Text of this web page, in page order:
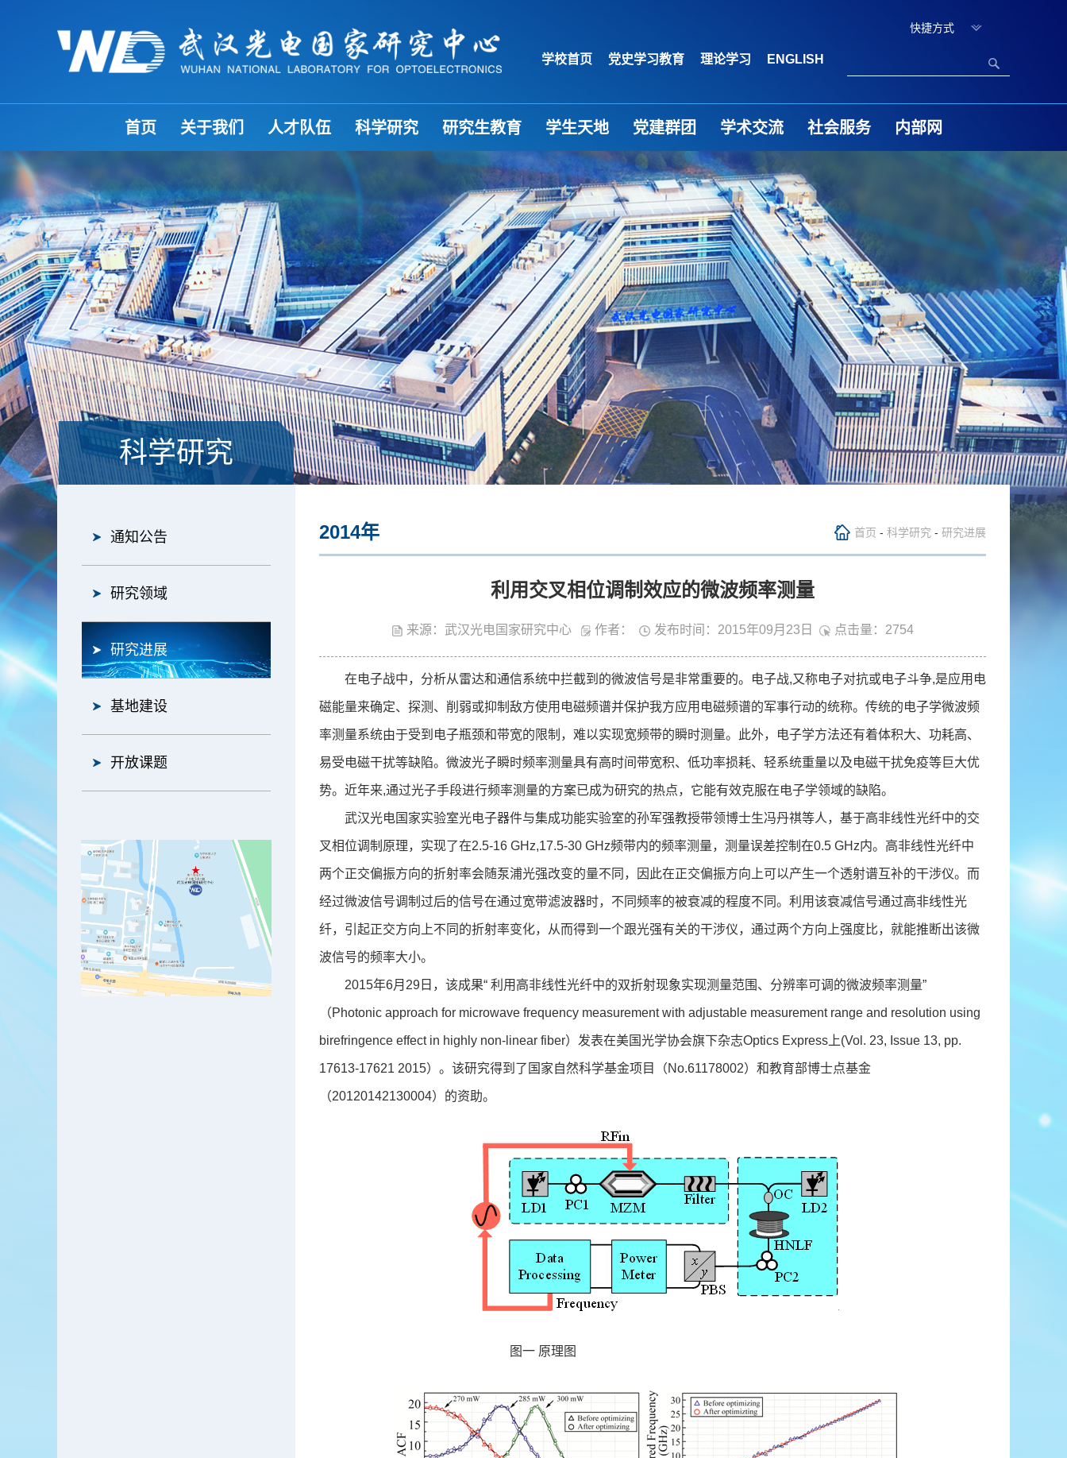
快捷方式
学校首页 党史学习教育 理论学习 ENGLISH
首页 关于我们 人才队伍 科学研究 研究生教育 学生天地 党建群团 学术交流 社会服务 内部网
科学研究
通知公告
研究领域
研究进展
基地建设
开放课题
2014年 首页 - 科学研究 - 研究进展
利用交叉相位调制效应的微波频率测量
来源：武汉光电国家研究中心 作者： 发布时间：2015年09月23日 点击量： 2754
在电子战中，分析从雷达和通信系统中拦截到的微波信号是非常重要的。电子战,又称电子对抗或电子斗争,是应用电
磁能量来确定、探测、削弱或抑制敌方使用电磁频谱并保护我方应用电磁频谱的军事行动的统称。传统的电子学微波频
率测量系统由于受到电子瓶颈和带宽的限制，难以实现宽频带的瞬时测量。此外，电子学方法还有着体积大、功耗高、
易受电磁干扰等缺陷。微波光子瞬时频率测量具有高时间带宽积、低功率损耗、轻系统重量以及电磁干扰免疫等巨大优
势。近年来,通过光子手段进行频率测量的方案已成为研究的热点，它能有效克服在电子学领域的缺陷。
武汉光电国家实验室光电子器件与集成功能实验室的孙军强教授带领博士生冯丹祺等人，基于高非线性光纤中的交
叉相位调制原理，实现了在2.5-16 GHz,17.5-30 GHz频带内的频率测量，测量误差控制在0.5 GHz内。高非线性光纤中
两个正交偏振方向的折射率会随泵浦光强改变的量不同，因此在正交偏振方向上可以产生一个透射谱互补的干涉仪。而
经过微波信号调制过后的信号在通过宽带滤波器时，不同频率的被衰减的程度不同。利用该衰减信号通过高非线性光
纤，引起正交方向上不同的折射率变化，从而得到一个跟光强有关的干涉仪，通过两个方向上强度比，就能推断出该微
波信号的频率大小。
2015年6月29日，该成果“ 利用高非线性光纤中的双折射现象实现测量范围、分辨率可调的微波频率测量”
（Photonic approach for microwave frequency measurement with adjustable measurement range and resolution using
birefringence effect in highly non-linear fiber）发表在美国光学协会旗下杂志Optics Express上(Vol. 23, Issue 13, pp.
17613-17621 2015）。该研究得到了国家自然科学基金项目（No.61178002）和教育部博士点基金
（20120142130004）的资助。
图一 原理图